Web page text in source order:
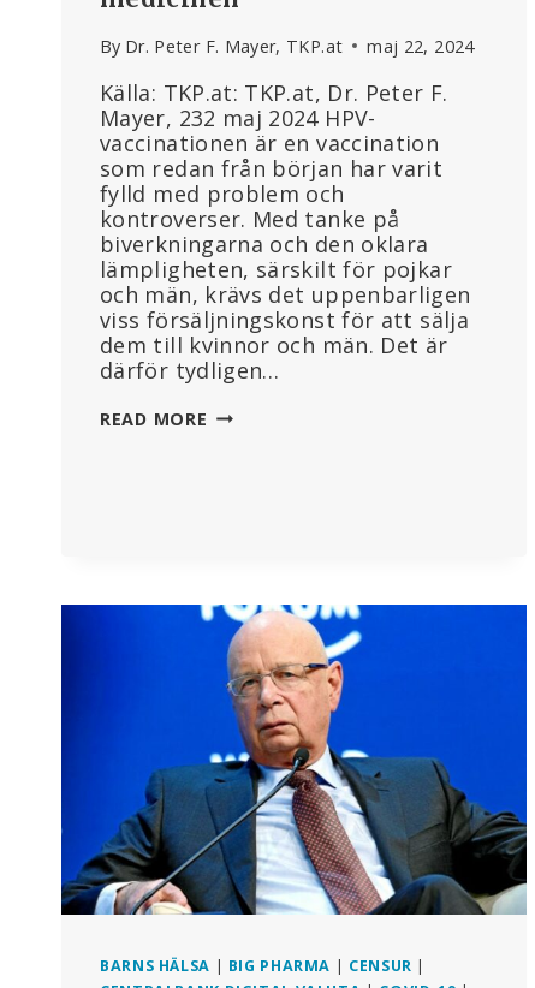
By Dr. Peter F. Mayer, TKP.at maj 22, 2024
Källa: TKP.at: TKP.at, Dr. Peter F.
Mayer, 232 maj 2024 HPV-
vaccinationen är en vaccination
som redan från början har varit
fylld med problem och
kontroverser. Med tanke på
biverkningarna och den oklara
lämpligheten, särskilt för pojkar
och män, krävs det uppenbarligen
viss försäljningskonst för att sälja
dem till kvinnor och män. Det är
därför tydligen…
READ MORE HPV-
BARNS HÄLSA | BIG PHARMA | CENSUR |